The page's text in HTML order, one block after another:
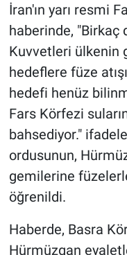
İran'ın yarı resmi
haberinde, "Birkaç
Kuvvetleri ülkenin
hedeflere füze
hedefi henüz
Fars Körfezi
bahsediyor."
ordusunun,
gemilerine füzelerle
öğrenildi.
Haberde, Basra
Hürmüzgan